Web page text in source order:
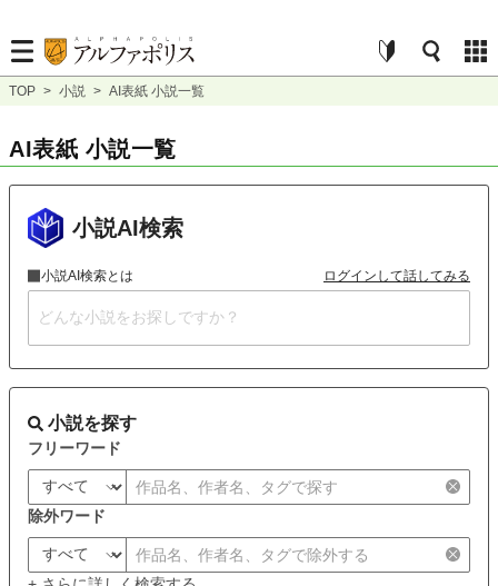
TOP > 小説 > AI表紙 小説一覧
AI表紙 小説一覧
小説AI検索
小説AI検索とは ログインして話してみる
小説を探す
フリーワード
除外ワード